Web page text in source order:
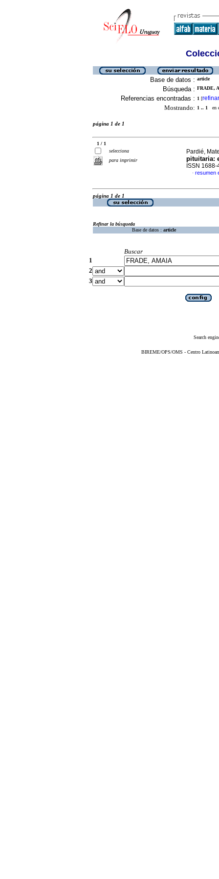
Base de datos : article
Búsqueda : FRADE,
Referencias encontradas : 1 [refinar
Mostrando: 1 .. 1 en
página 1 de 1
1 / 1
selecciona
para imprimir
Pardié,
pituitaria:
ISSN 1688-
· resumen
página 1 de 1
Refinar la búsqueda
Base de datos : article
Buscar
1
2
3
Search
BIREME/OPS/OMS - Centro